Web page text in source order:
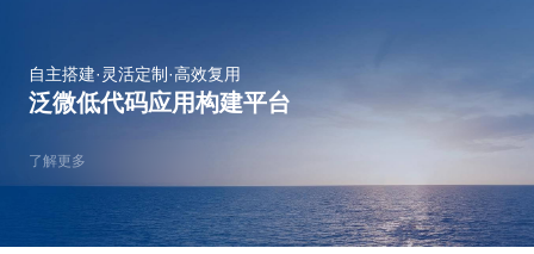
自主搭建·灵活定制·高效复用
泛微低代码应用构建平台
了解更多